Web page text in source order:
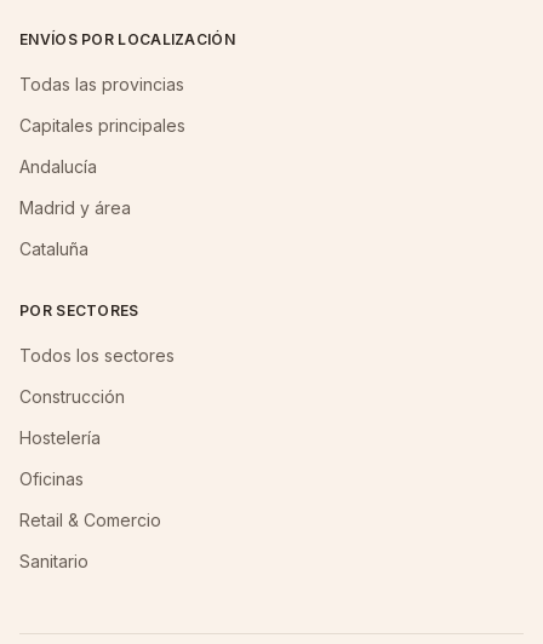
ENVÍOS POR LOCALIZACIÓN
Todas las provincias
Capitales principales
Andalucía
Madrid y área
Cataluña
POR SECTORES
Todos los sectores
Construcción
Hostelería
Oficinas
Retail & Comercio
Sanitario